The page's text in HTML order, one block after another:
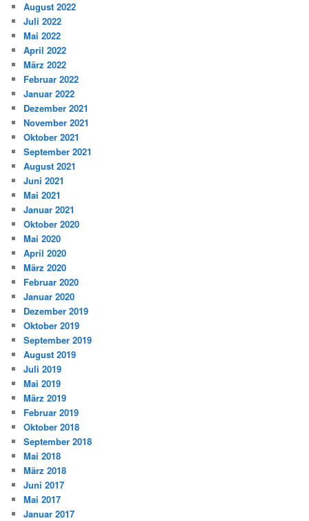
August 2022
Juli 2022
Mai 2022
April 2022
März 2022
Februar 2022
Januar 2022
Dezember 2021
November 2021
Oktober 2021
September 2021
August 2021
Juni 2021
Mai 2021
Januar 2021
Oktober 2020
Mai 2020
April 2020
März 2020
Februar 2020
Januar 2020
Dezember 2019
Oktober 2019
September 2019
August 2019
Juli 2019
Mai 2019
März 2019
Februar 2019
Oktober 2018
September 2018
Mai 2018
März 2018
Juni 2017
Mai 2017
Januar 2017